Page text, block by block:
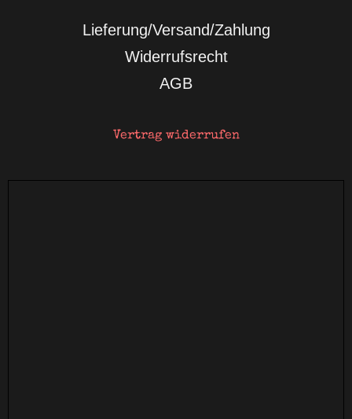
Lieferung/Versand/Zahlung
Widerrufsrecht
AGB
Vertrag widerrufen